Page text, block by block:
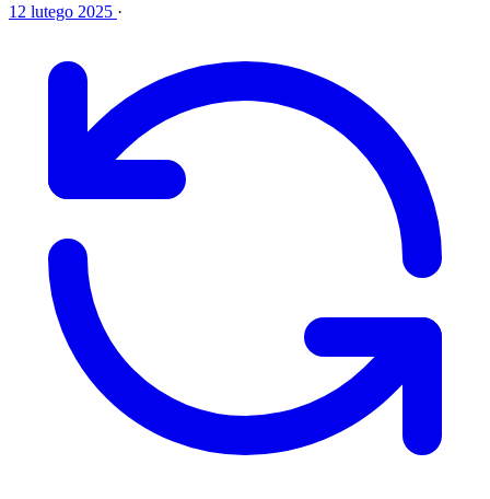
12 lutego 2025 ·